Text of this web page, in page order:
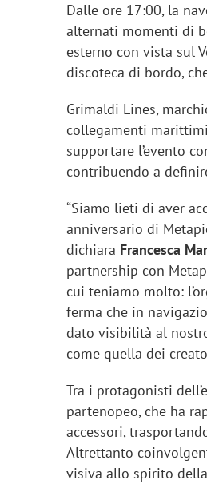
Dalle ore 17:00, la
alternati momenti di
esterno con vista sul
discoteca di bordo,
Grimaldi Lines,
collegamenti
supportare l’evento
contribuendo a
“Siamo lieti di aver
anniversario di
dichiara Francesca
partnership con
cui teniamo molto:
ferma che in
dato visibilità al
come quella dei
Tra i protagonisti
partenopeo, che ha
accessori,
Altrettanto
visiva allo spirito